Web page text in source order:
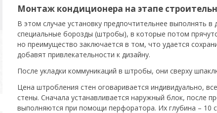
Монтаж кондиционера на этапе
В этом случае установку предпочтительнее выполнять
специальные борозды (штробы), в которые потом
но преимущество заключается в том, что удается
добавят привлекательности к дизайну.
После укладки коммуникаций в штробы, они сверху
Цена штробления стен оговаривается индивидуально,
стены. Сначала устанавливается наружный блок, после
выполняются при помощи перфоратора. Их глубина – 10